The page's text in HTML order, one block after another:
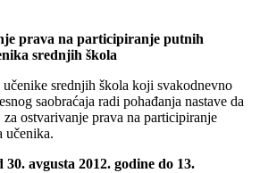
prava na participiranje putnih
srednjih škola
učenike srednjih škola koji svakodnevno
saobraćaja radi pohađanja nastave da
ostvarivanje prava na participiranje
učenika.
avgusta 2012. godine do 13.